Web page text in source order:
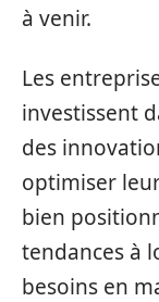
à venir.
Les
investissent
des
optimiser
bien
tendances à
besoins en